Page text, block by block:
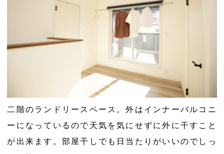
二階のランドリースペース。外はインナーバルコニ
ーになっているので天気を気にせずに外に干すこと
が出来ます。部屋干しでも日当たりがいいのでしっ